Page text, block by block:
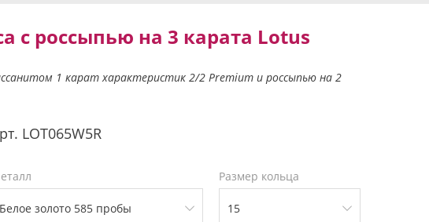
с россыпью на 3 карата Lotus
1 карат характеристик 2/2 Premium и россыпью на 2
LOT065W5R
Размер кольца